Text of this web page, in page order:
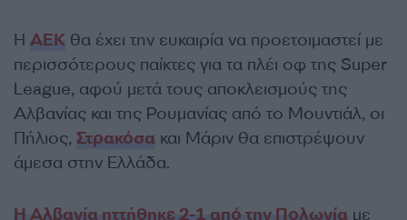
Η ΑΕΚ θα έχει την ευκαιρία να προετοιμαστεί με
περισσότερους παίκτες για τα πλέι οφ της Super
League, αφού μετά τους αποκλεισμούς της
Αλβανίας και της Ρουμανίας από το Μουντιάλ, οι
Πήλιος, Στρακόσα και Μάριν θα επιστρέψουν
άμεσα στην Ελλάδα.
Η Αλβανία ηττήθηκε 2-1 από την Πολωνία με